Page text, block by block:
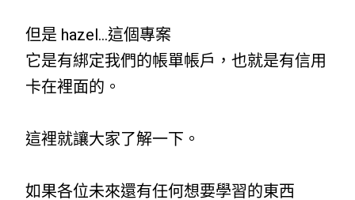
但是 hazel…這個專案
它是有綁定我們的帳單帳戶，也就是有信用
卡在裡面的。
這裡就讓大家了解一下。
如果各位未來還有任何想要學習的東西